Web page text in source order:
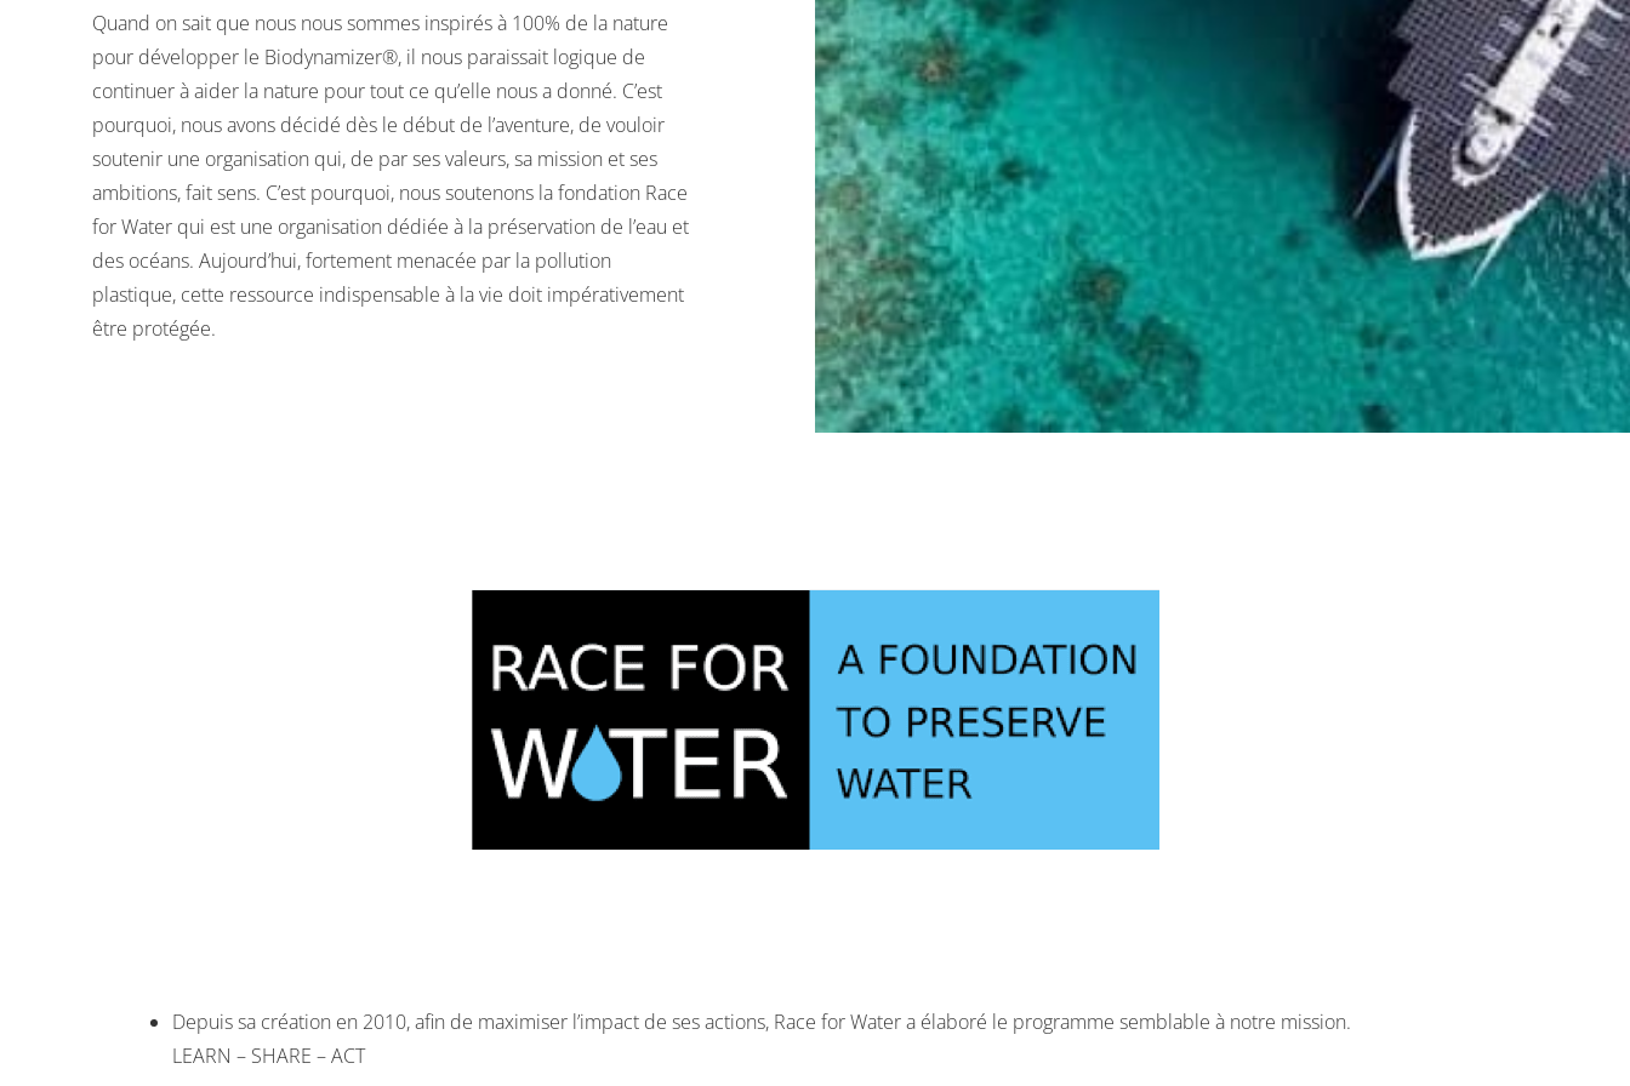
Quand on sait que nous nous sommes inspirés à 100% de la nature
pour développer le Biodynamizer®, il nous paraissait logique de
continuer à aider la nature pour tout ce qu’elle nous a donné. C’est
pourquoi, nous avons décidé dès le début de l’aventure, de vouloir
soutenir une organisation qui, de par ses valeurs, sa mission et ses
ambitions, fait sens. C’est pourquoi, nous soutenons la fondation Race
for Water qui est une organisation dédiée à la préservation de l’eau et
des océans. Aujourd’hui, fortement menacée par la pollution
plastique, cette ressource indispensable à la vie doit impérativement
être protégée.
Depuis sa création en 2010, afin de maximiser l’impact de ses actions, Race for Water a élaboré le programme semblable à notre mission.
LEARN – SHARE – ACT